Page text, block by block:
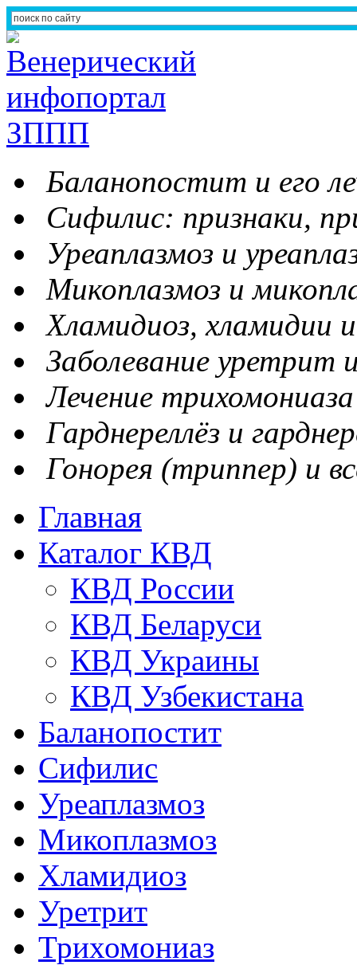
Баланопостит и его
Сифилис: признаки,
Уреаплазмоз и
Микоплазмоз и
Хламидиоз, хламидии
Заболевание уретрит
Лечение
Гарднереллёз и
Гонорея (триппер) и
Главная
Каталог КВД
КВД России
КВД Беларуси
КВД Украины
КВД Узбекистана
Баланопостит
Сифилис
Уреаплазмоз
Микоплазмоз
Хламидиоз
Уретрит
Трихомониаз